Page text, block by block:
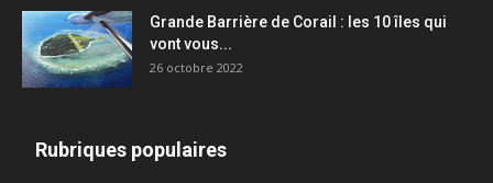
Grande Barrière de Corail : les 10 îles qui
vont vous...
26 octobre 2022
Rubriques populaires